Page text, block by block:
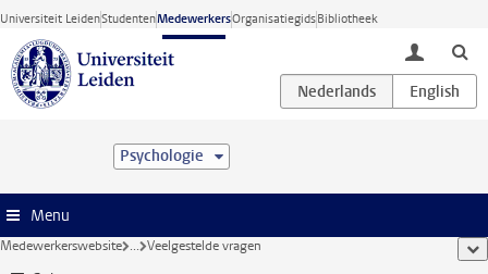
Ga direct naar de inhoud
Universiteit LeidenStudentenMedewerkersOrganisatiegidsBibliotheek
toggle
Psychologie
Menu
Medewerkerswebsite ... Veelgestelde vragen